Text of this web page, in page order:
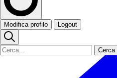
Modifica profilo Logout
Cerca